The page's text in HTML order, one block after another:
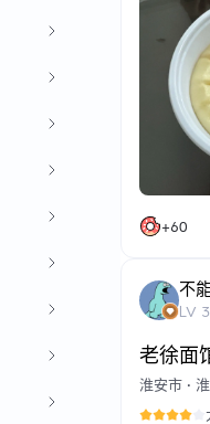
一根吸
看過小
裡面空
不過包
又或許
¥30，
+60
不
LV
老徐面
淮安市 •